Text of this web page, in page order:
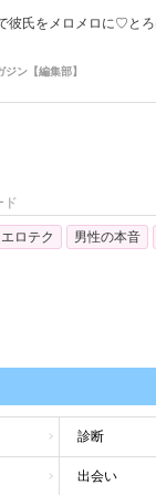
彼氏をメロメロに♡と
ン【編集部】
ド
エロテク 男性の本音
診断
出会い